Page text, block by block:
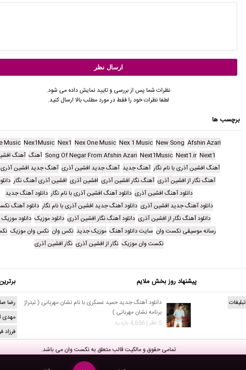
نظرات شما پس از بررسی و تایید نمایش داده می شود.
لطفا نظرات خود را فقط در مورد مطلب بالا ارسال کنید.
برچسب ها
Afshin Azari
New Song
Nex 1 Music
Nex One Music
Nex1
Nex1Music
Music
Next1
Next1.ir
Next1Music
Song Of Negar From Afshin Azari آهنگ آهنگ
آهنگ افشین آذری با نام نگار آهنگ جدید آهنگ جدید افشین آذری آهنگ جدید افشین آذری
آهنگ نگار از افشین آذری آهنگ نگار افشین آذری افشین آذری افشین آذری آهنگ نگار
دانلود آهنگ افشین آذری دانلود آهنگ افشین آذری با نام نگار دانلود آهنگ جدید
دانلود آهنگ جدید افشین آذری دانلود آهنگ جدید افشین آذری با نام نگار دانلود آهنگ
دانلود آهنگ نگار از افشین آذری دانلود آهنگ نگار افشین آذری دانلود موزیک دانلود
رسانه موسیقی نکست وان سایت دانلود آهنگ موزیک جدید نکس وان نکس وان موزیک
نکست وان موزیک نگار از افشین آذری نگار افشین آذری
تبلیغات
پیشنهاد روز بخش ملایم
دانلود آهنگ جدید حمید عسکری با نام نشان مهربانی ( تیتراژ
برنامه نشان مهربانی )
5 نظر | 4,656 بازدید
رضا
مهدی
فرزاد
تمامی حقوق و مالکیت قالب متعلق بهنکست وانمی باشد.